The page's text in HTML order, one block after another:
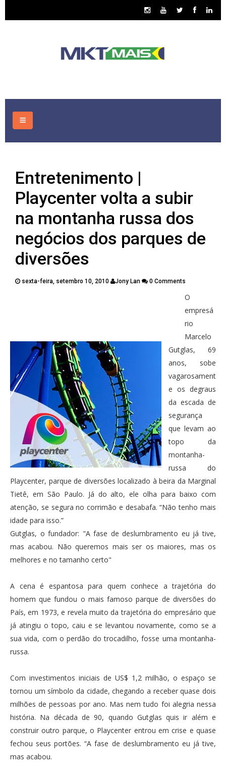
CONSULTORIA
ASSUNTOS
PUBLICAÇÕES
CONTATOS
Entretenimento |
Playcenter volta a subir
na montanha russa dos
negócios dos parques de
diversões
sexta-feira, setembro 10, 2010 Jony Lan 0 Comments
O
empresá
rio
Marcelo
Gutglas, 69
anos, sobe
vagarosament
e os degraus
da escada de
segurança
que levam ao
topo da
montanha-
russa do
Playcenter, parque de diversões localizado à beira da Marginal
Tietê, em São Paulo. Já do alto, ele olha para baixo com
atenção, se segura no corrimão e desabafa. “Não tenho mais
idade para isso.”
Gutglas, o fundador: "A fase de deslumbramento eu já tive,
mas acabou. Não queremos mais ser os maiores, mas os
melhores e no tamanho certo"
A cena é espantosa para quem conhece a trajetória do
homem que fundou o mais famoso parque de diversões do
País, em 1973, e revela muito da trajetória do empresário que
já atingiu o topo, caiu e se levantou novamente, como se a
sua vida, com o perdão do trocadilho, fosse uma montanha-
russa.
Com investimentos iniciais de US$ 1,2 milhão, o espaço se
tornou um símbolo da cidade, chegando a receber quase dois
milhões de pessoas por ano. Mas nem tudo foi alegria nessa
história. Na década de 90, quando Gutglas quis ir além e
construir outro parque, o Playcenter entrou em crise e quase
fechou seus portões. “A fase de deslumbramento eu já tive,
mas acabou.